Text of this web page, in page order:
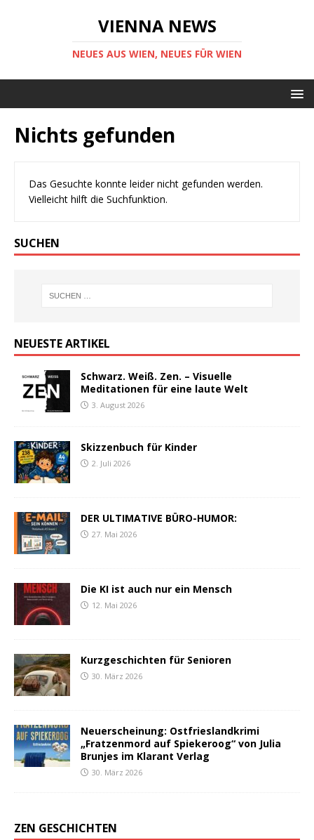
VIENNA NEWS
NEUES AUS WIEN, NEUES FÜR WIEN
Nichts gefunden
Das Gesuchte konnte leider nicht gefunden werden.
Vielleicht hilft die Suchfunktion.
SUCHEN
NEUESTE ARTIKEL
Schwarz. Weiß. Zen. – Visuelle
Meditationen für eine laute Welt
3. August 2026
Skizzenbuch für Kinder
2. Juli 2026
DER ULTIMATIVE BÜRO-HUMOR:
27. Mai 2026
Die KI ist auch nur ein Mensch
12. Mai 2026
Kurzgeschichten für Senioren
30. März 2026
Neuerscheinung: Ostfrieslandkrimi
„Fratzenmord auf Spiekeroog“ von Julia
Brunjes im Klarant Verlag
30. März 2026
ZEN GESCHICHTEN